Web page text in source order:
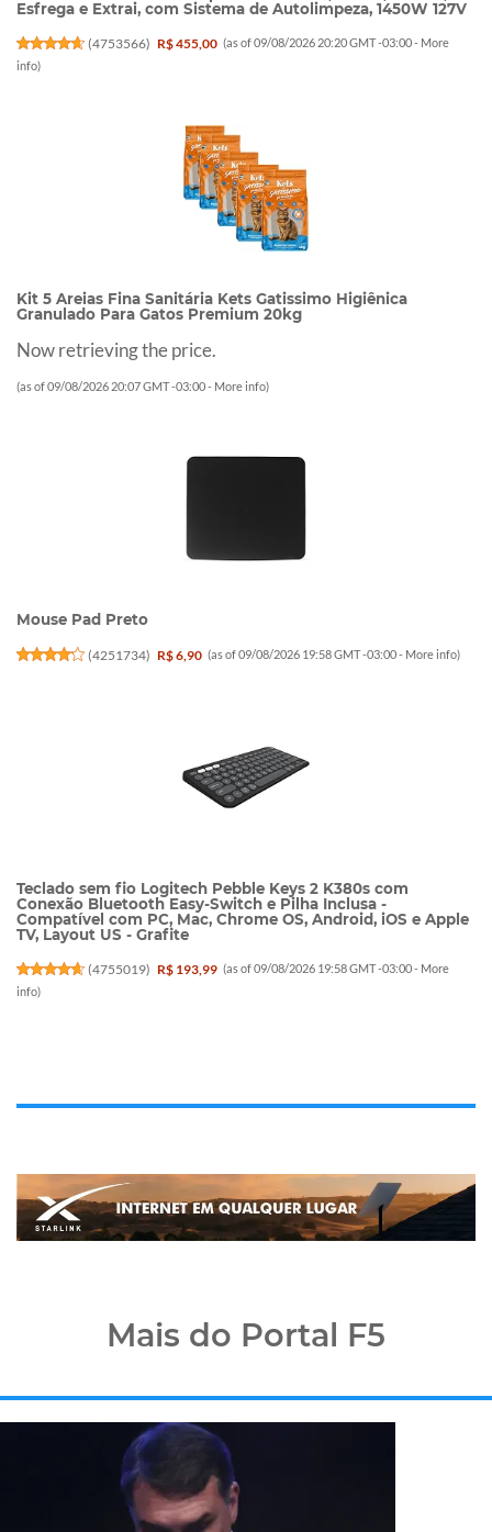
Esfrega e Extrai, com Sistema de Autolimpeza, 1450W 127V
(4753566) R$ 455,00 (as of 09/08/2026 20:20 GMT -03:00 - More
info)
Kit 5 Areias Fina Sanitária Kets Gatissimo Higiênica
Granulado Para Gatos Premium 20kg
Now retrieving the price.
(as of 09/08/2026 20:07 GMT -03:00 - More info)
Mouse Pad Preto
(4251734) R$ 6,90 (as of 09/08/2026 19:58 GMT -03:00 - More info)
Teclado sem fio Logitech Pebble Keys 2 K380s com
Conexão Bluetooth Easy-Switch e Pilha Inclusa -
Compatível com PC, Mac, Chrome OS, Android, iOS e Apple
TV, Layout US - Grafite
(4755019) R$ 193,99 (as of 09/08/2026 19:58 GMT -03:00 - More
info)
Mais do Portal F5